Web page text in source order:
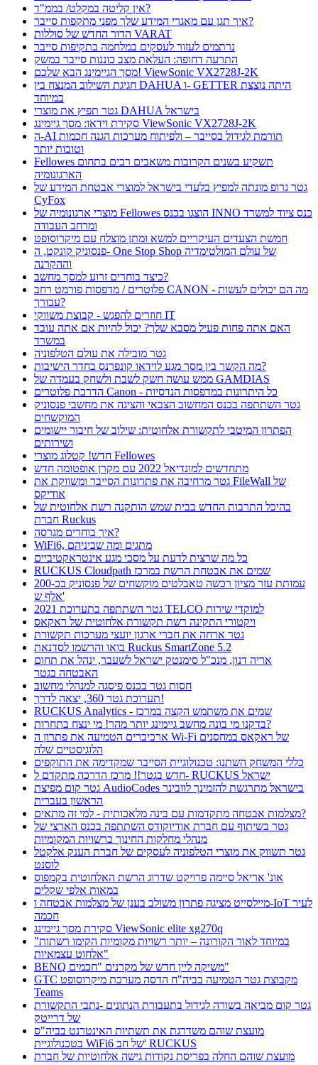
אין קליטה במקלט/ בממ"ד?
איך תגן עם מאגרי המידע שלך מפני מתקפות סייבר?
הדור החדש של סוללות VARAT
נרתמים לעזור לעסקים במלחמה בתקיפות סייבר
התרעה דחופה: העלאת מצב כוננות סייבר במשק
מסך הגיימינג הבא שלכם! ViewSonic VX2728J-2K
חגיגת השילוב המנצח בין DAHUA ו- GETTER היתה נוצצת
במיוחד
גטר תפיץ את מוצרי DAHUA בישראל
סקירת וידאו: מסך גיימינג ViewSonic VX2728J-2K
ה-AI תורמת לגידול בסייבר – ולפיתוח מערכות הגנה חכמות
וטובות יותר
Fellowes תשקיע בשנים הקרובות משאבים רבים בתחום
הארגונומיה
גטר גרופ מונתה למפיץ בלעדי בישראל למוצרי אבטחת המידע של
CyFox
מוצרי ארגונומיה של Fellowes הוצגו בכנס INNO כנס ציוד למשרד
ומרחב העבודה
חמשת הצעדים העיקריים למשא ומתן מוצלח עם מיקרוסופט
פנסוניק קונקט, ה- One Stop Shop של עולם המולטימדיה
וההקרנה
כיצד בוחרים זרוע למסך מחשב?
פלוטרים / מדפסות פורמט רחב CANON - מה הם יכולים לעשות
עבורך?
חוזרים להפגש - קבוצת משווקי IT
האם אתה פחות פעיל מסבא שלך? יכול להיות אם אתה עובד
במשרד
גטר מובילה את עולם הטלפוניה
מה הקשר בין מסך מגע לוידאו קונפרנס בחדר הישיבות?
ממש עושה חשק לשבת ולשחק בעמדה של GAMDIAS
הדרכת פלוטרים Canon - כל היתרונות במדפסות הנדסיות
גטר השתתפה בכנס המחשוב הצבאי והציגה את מחשבי פנסוניק
המוקשחים
הפתרון המיטבי לתקשורת אלחוטית: שילוב של חיבור יישומים
ושירותים
חדש! קטלוג מוצרי Fellowes
מתחדשים למונדיאל 2022 עם מקרן אופטומה חדש
גטר מרחיבה את פתרונות הסייבר ומשווקת את FileWall של
אודיקס
בהיכל התרבות החדש בבית שמש הותקנה רשת אלחוטית של
חברת Ruckus
איך בוחרים מגרסה?
WiFi6, מתגים ומה שביניהם
כל מה שרצית לדעת על מסכי מגע אינטראקטיביים
RUCKUS Cloudpath שמים את אבטחת הרשת במרכז
עמותת עזר מציון רכשה טאבלטים מוקשחים של פנסוניק בכ-200
אלף ש'
גטר השתתפה בתערוכת 2021 TELCO למוקדי שירות
ויקטורי התקינה רשת תקשורת אלחוטית של ראקאס
גטר ארחה את חברי ארגון יועצי מערכות תקשורת
בואו והרשמו לסדנאת Ruckus SmartZone 5.2
אריה דנון, מנכ"ל סימנטק ישראל לשעבר, ינהל את תחום
האבטחה בגטר
חסות גטר בכנס פיסגה למנהלי מחשוב
תערוכת גטר 360, יצאה לדרך!
RUCKUS Analytics - שמים את משתמש הקצה במרכז
בדקנו מי בונה מחשב גיימינג יותר מהר! מי ינצח בתחרות?
ארכיברים הטמיעה את פתרון ה Wi-Fi של ראקאס במחסנים
הלוגיסטיים שלה
כללי המשחק השתנו: טכנולוגיית הסייבר שמקדימה את התוקפים
חדש בגטר!! מרכז הדרכה מתקדם ל- RUCKUS ישראל
גטר קום מפיצת AudioCodes בישראל מתרגשת להזמינך לוובינר
הראשון בעברית
מצלמות אבטחה מתקדמות עם בינה מלאכותית - למי זה מתאים?
גטר בשיתוף עם חברת אודיוקודס השתתפה בכנס הארצי של
מנהלי מחלקות החינוך ברשויות המקומיות
גטר תשווק את מוצרי הטלפוניה לעסקים של חברת הענק אלקטל
לוסנט
אונ' אריאל סיימה פרויקט שדרוג הרשת האלחוטית בקמפוס
במאות אלפי שקלים
מיילסייט מציגה פתרון משולב בענן של מצלמות אבטחה ו-IoT לעיר
חכמה
סקירת מסך גיימינג ViewSonic elite xg270q
"במיוחד לאור הקורונה – יותר רשויות מקומיות הקימו רשתות
אלחוט עצמאיות"
BENQ משיקה ליין חדש של מקרנים "חכמים"
GTC מקבוצת גטר הטמיעה בביה"ח הדסה מערכת מיקרוסופט
Teams
גטר קום מביאה בשורה לגידול בתעבורת הנתונים -נתבי התקשורת
של דרייטק
מועצת שוהם משדרגת את תשתיות האינטרנט בביה"ס
בטכנולוגיית WiFi6 של חב' RUCKUS
מועצת שוהם החלה בפריסת נקודות גישה אלחוטיות של חברת